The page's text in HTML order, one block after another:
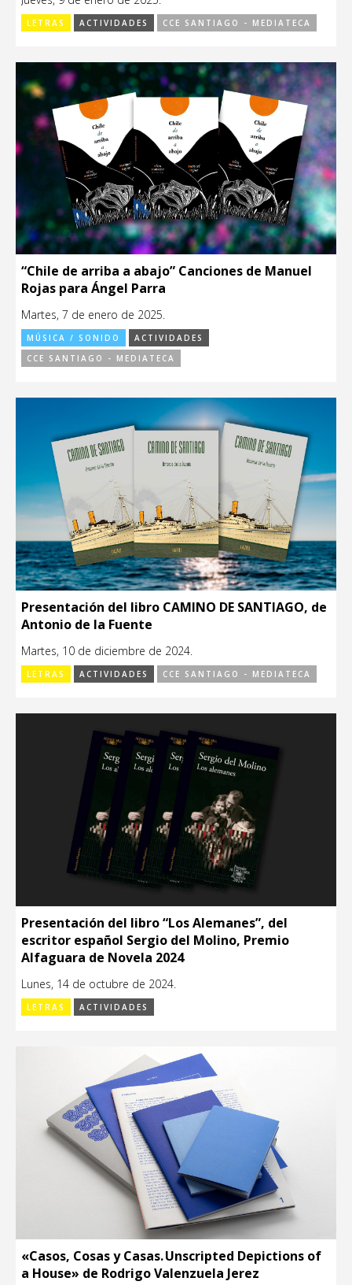
LETRAS ACTIVIDADES CCE SANTIAGO - MEDIATECA
“Chile de arriba a abajo” Canciones de Manuel
Rojas para Ángel Parra
Martes, 7 de enero de 2025.
MÚSICA / SONIDO
ACTIVIDADES
CCE SANTIAGO - MEDIATECA
Presentación del libro CAMINO DE SANTIAGO, de
Antonio de la Fuente
Martes, 10 de diciembre de 2024.
LETRAS ACTIVIDADES CCE SANTIAGO - MEDIATECA
Presentación del libro “Los Alemanes”, del
escritor español Sergio del Molino, Premio
Alfaguara de Novela 2024
Lunes, 14 de octubre de 2024.
LETRAS ACTIVIDADES
«Casos, Cosas y Casas. Unscripted Depictions of
a House» de Rodrigo Valenzuela Jerez